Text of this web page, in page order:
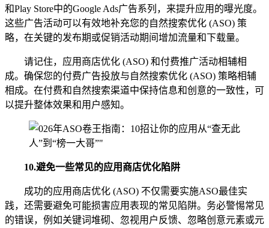
和Play Store中的Google Ads广告系列，来提升应用的曝光度。
这些广告活动可以有效地补充您的自然搜索优化 (ASO) 策
略，在关键的发布期或促销活动期间增加流量和下载量。
请记住，应用商店优化 (ASO) 和付费推广活动相辅相
成。确保您的付费广告投放与自然搜索优化 (ASO) 策略相辅
相成。在付费和自然搜索渠道中保持信息和创意的一致性，可
以提升整体效果和用户感知。
10.避免一些常见的应用商店优化陷阱
成功的应用商店优化 (ASO) 不仅需要实施ASO最佳实
践，还需要避免可能损害应用表现的常见陷阱。务必警惕常见
的错误，例如关键词堆砌、忽视用户反馈、忽略创意元素或元